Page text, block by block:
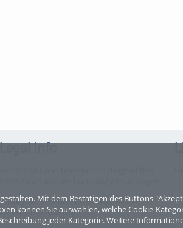
Mit dem Bestätigen des Buttons
können Sie auswählen, welche Cookie-
jeder Kategorie. Weitere
Legal Info
Privacy Statement for this ViMP based
Website incl. Sub-pages